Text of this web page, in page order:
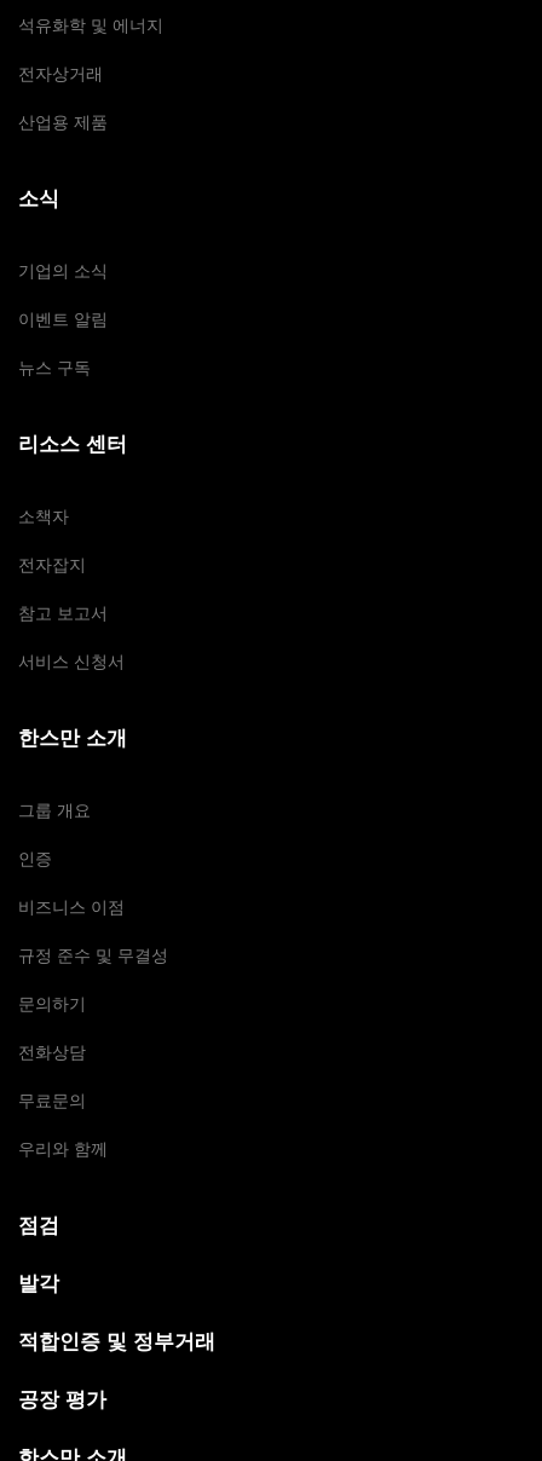
석유화학 및 에너지
전자상거래
산업용 제품
소식
기업의 소식
이벤트 알림
뉴스 구독
리소스 센터
소책자
전자잡지
참고 보고서
서비스 신청서
한스만 소개
그룹 개요
인증
비즈니스 이점
규정 준수 및 무결성
문의하기
전화상담
무료문의
우리와 함께
점검
발각
적합인증 및 정부거래
공장 평가